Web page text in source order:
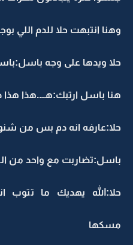
وهنا انتبهت حلا للدم اللي
حلا ويدها على وجه
هنا باسل ارتبك:هــ..هذا هذا
حلا:عارفه انه دم بس من
باسل:تضاربت مع واحد من
حلا:الله يهديك ما تتوب
مسكها